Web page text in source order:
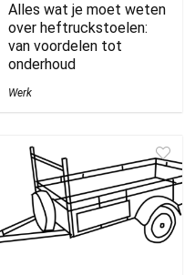
Alles wat je moet weten
over heftruckstoelen:
van voordelen tot
onderhoud
Werk